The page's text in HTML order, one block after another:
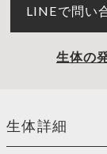
LINEで問い
生体の
生体詳細